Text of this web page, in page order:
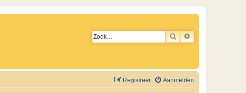
ZOEKUITGEBREID
Aanmelden
Registreer